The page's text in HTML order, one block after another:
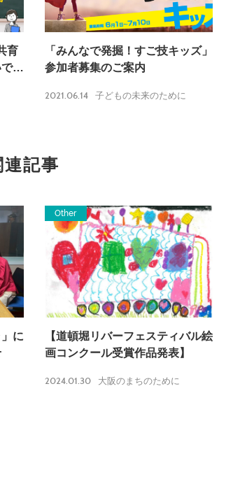
育
し
「みんなで発掘！すご技キッズ」
参加者募集のご案内
2021.06.14 子どもの未来のために
記事
に
Other
【道頓堀リバーフェスティバル絵
画コンクール受賞作品発表】
2024.01.30 大阪のまちのために